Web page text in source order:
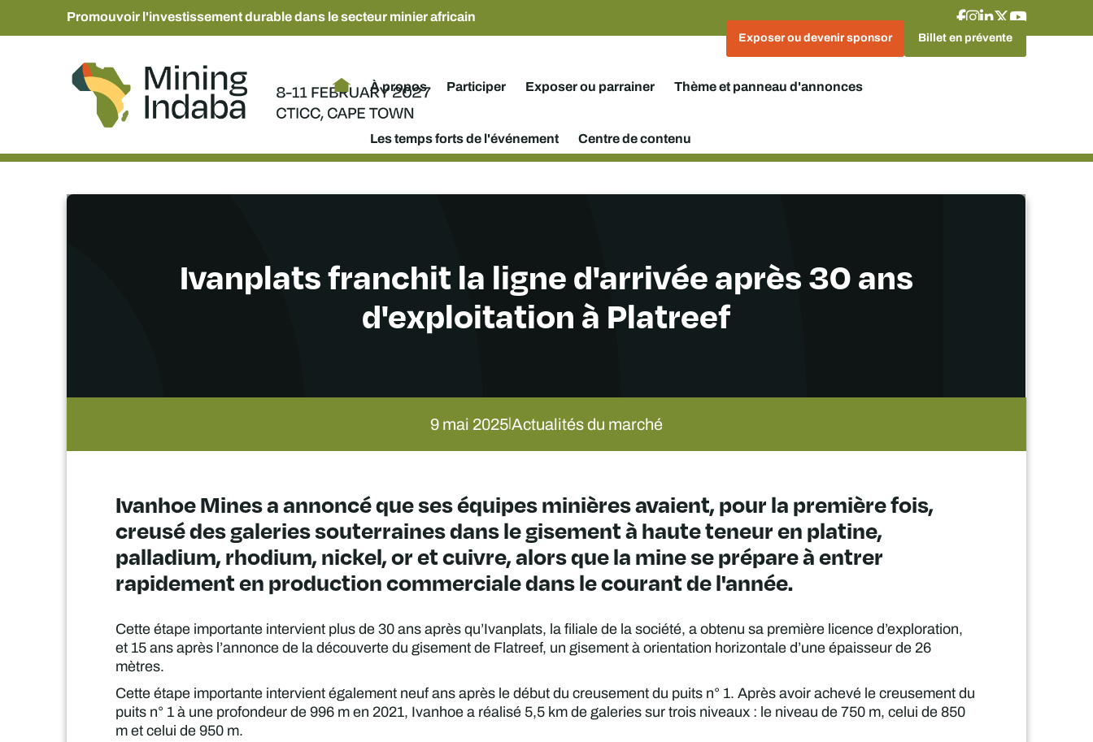
Promouvoir l'investissement durable dans le secteur minier africain
Exposer ou devenir sponsor Billet en prévente
À propos Participer Exposer ou parrainer Thème et panneau d'annonces
Les temps forts de l'événement Centre de contenu
Ivanplats franchit la ligne d'arrivée après 30 ans
d'exploitation à Platreef
9 mai 2025|Actualités du marché
Ivanhoe Mines a annoncé que ses équipes minières avaient, pour la première fois,
creusé des galeries souterraines dans le gisement à haute teneur en platine,
palladium, rhodium, nickel, or et cuivre, alors que la mine se prépare à entrer
rapidement en production commerciale dans le courant de l'année.
Cette étape importante intervient plus de 30 ans après qu’Ivanplats, la filiale de la société, a obtenu sa première licence d’exploration,
et 15 ans après l’annonce de la découverte du gisement de Flatreef, un gisement à orientation horizontale d’une épaisseur de 26
mètres.
Cette étape importante intervient également neuf ans après le début du creusement du puits n° 1. Après avoir achevé le creusement du
puits n° 1 à une profondeur de 996 m en 2021, Ivanhoe a réalisé 5,5 km de galeries sur trois niveaux : le niveau de 750 m, celui de 850
m et celui de 950 m.